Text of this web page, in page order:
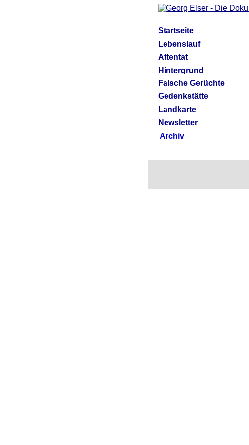
Startseite
Lebenslauf
Attentat
Hintergrund
Falsche Gerüchte
Gedenkstätte
Landkarte
Newsletter
Archiv